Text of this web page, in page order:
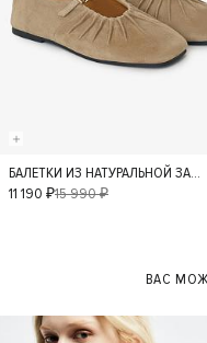
37 39
БАЛЕТКИ ИЗ НАТУРАЛЬНОЙ ЗАМШИ
11 190 ₽15 990 ₽
ВАС